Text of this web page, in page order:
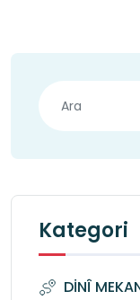
Kategori
DİNÎ